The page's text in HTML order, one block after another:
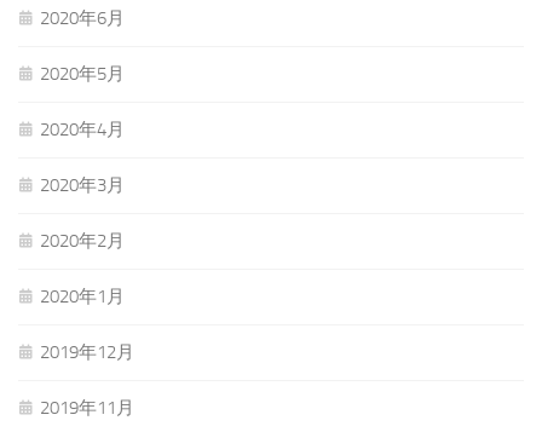
2020年6月
2020年5月
2020年4月
2020年3月
2020年2月
2020年1月
2019年12月
2019年11月